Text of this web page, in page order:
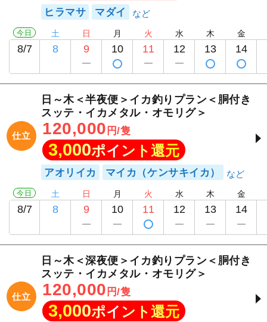
ヒラマサ マダイ
今日
8/7
土
8
日
9
月
10
火
11
水
12
木
13
金
14
仕立
日～木＜半夜便＞イカ釣りプラン＜胴付き
スッテ・イカメタル・オモリグ＞
120,000 円/隻
3,000ポイント還元
アオリイカ マイカ（ケンサキイカ）
今日
8/7
土
8
日
9
月
10
火
11
水
12
木
13
金
14
仕立
日～木＜深夜便＞イカ釣りプラン＜胴付き
スッテ・イカメタル・オモリグ＞
120,000 円/隻
3,000ポイント還元